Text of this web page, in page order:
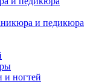
и педикюра
ногтей